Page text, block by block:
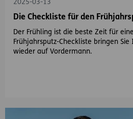
2025-03-13
Die Checkliste für den
Der Frühling ist die beste Zeit für
Frühjahrsputz-Checkliste bringen
wieder auf Vordermann.